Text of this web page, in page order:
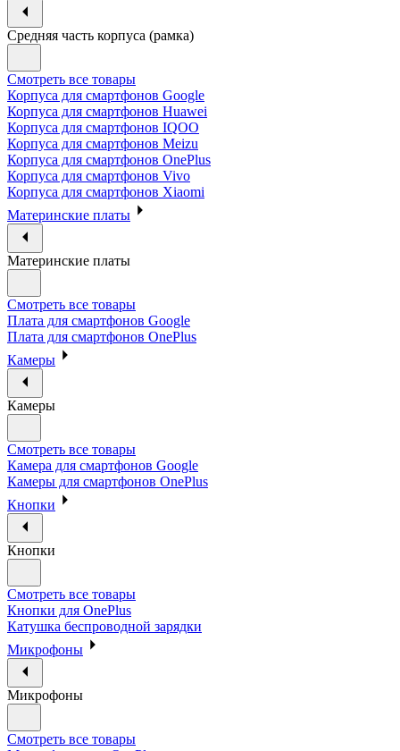
Средняя часть корпуса (рамка)
Смотреть все товары
Корпуса для смартфонов Google
Корпуса для смартфонов Huawei
Корпуса для смартфонов IQOO
Корпуса для смартфонов Meizu
Корпуса для смартфонов OnePlus
Корпуса для смартфонов Vivo
Корпуса для смартфонов Xiaomi
Материнские платы
Материнские платы
Смотреть все товары
Плата для смартфонов Google
Плата для смартфонов OnePlus
Камеры
Камеры
Смотреть все товары
Камера для смартфонов Google
Камеры для смартфонов OnePlus
Кнопки
Кнопки
Смотреть все товары
Кнопки для OnePlus
Катушка беспроводной зарядки
Микрофоны
Микрофоны
Смотреть все товары